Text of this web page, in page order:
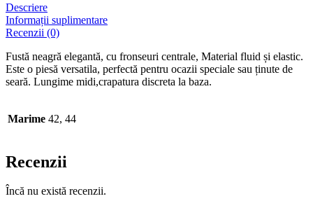
Descriere
Informații suplimentare
Recenzii (0)
Fustă neagră elegantă, cu fronseuri centrale, Material fluid și elastic.
Este o piesă versatila, perfectă pentru ocazii speciale sau ținute de
seară. Lungime midi,crapatura discreta la baza.
Marime 42, 44
Recenzii
Încă nu există recenzii.